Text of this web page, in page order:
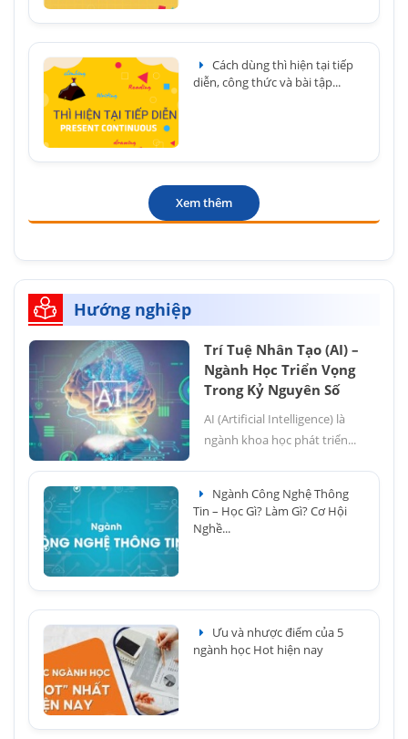
Cách dùng thì hiện tại tiếp
diễn, công thức và bài tập...
Xem thêm
Hướng nghiệp
Trí Tuệ Nhân Tạo (AI) –
Ngành Học Triển Vọng
Trong Kỷ Nguyên Số
AI (Artificial Intelligence) là
ngành khoa học phát triển...
Ngành Công Nghệ Thông
Tin – Học Gì? Làm Gì? Cơ Hội
Nghề...
Ưu và nhược điểm của 5
ngành học Hot hiện nay